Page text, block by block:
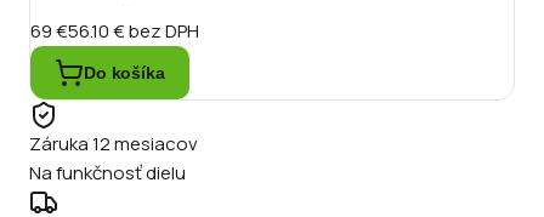
69 €56.10 €bez DPH
Do košíka
Záruka 12 mesiacov
Na funkčnosť dielu